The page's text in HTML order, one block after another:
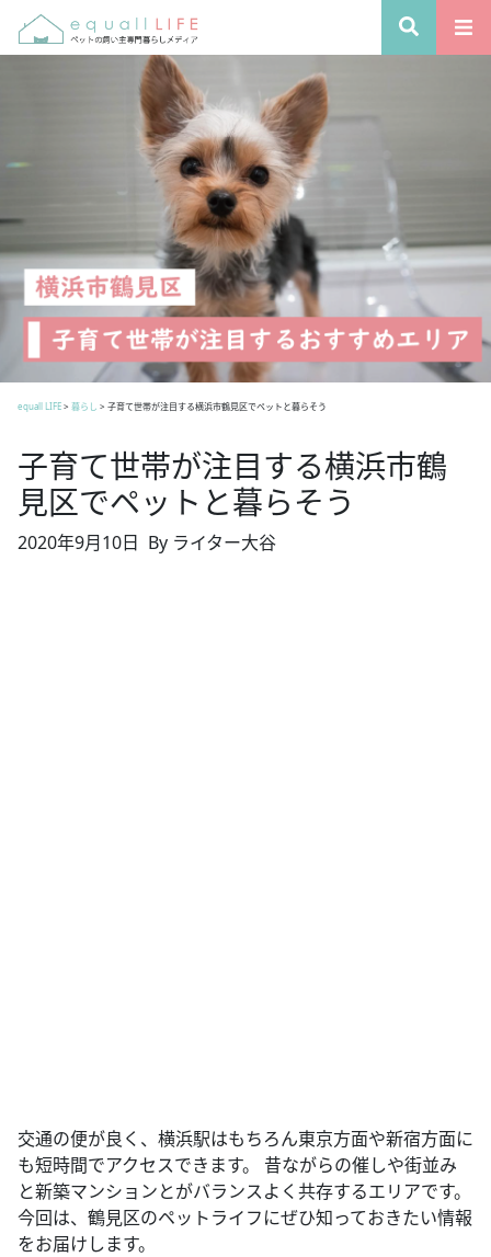
equall LIFE> 暮らし > 子育て世帯が注目する横浜市鶴見区でペットと暮らそう
子育て世帯が注目する横浜市鶴
見区でペットと暮らそう
2020年9月10日 By ライター大谷
交通の便が良く、横浜駅はもちろん東京方面や新宿方面に
も短時間でアクセスできます。 昔ながらの催しや街並み
と新築マンションとがバランスよく共存するエリアです。
今回は、鶴見区のペットライフにぜひ知っておきたい情報
をお届けします。